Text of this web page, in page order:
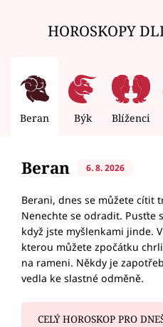
HOROSKOPY
Beran Býk Blíženci
Beran 6. 8. 2026
Berani, dnes se můžete cítit
Nenechte se odradit.
když jste myšlenkami jinde.
kterou můžete zpočátku
na rameni. Někdy je
vedla ke slastné odměně.
CELÝ HOROSKOP PRO